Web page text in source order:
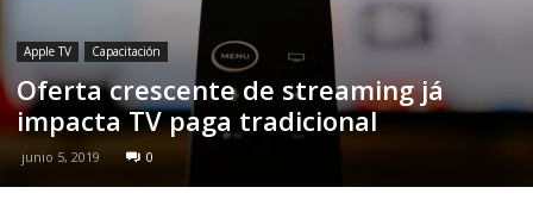
Apple TV Capacitación
Oferta crescente de streaming já
impacta TV paga tradicional
junio 5, 2019 0